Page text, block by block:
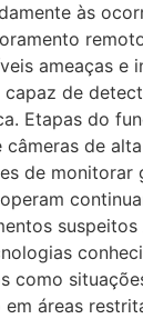
às
ameaças
de
Etapas do
de
de
áreas